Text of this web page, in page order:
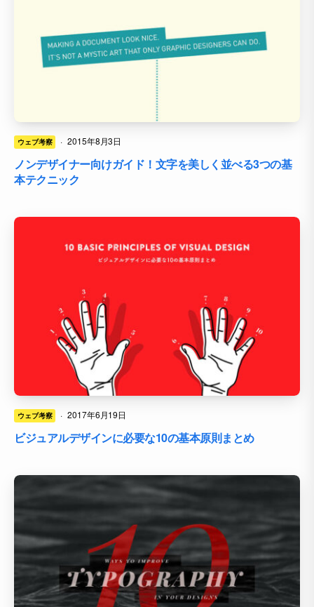
ウェブ考察 · 2015年8月3日
ノンデザイナー向けガイド！文字を美しく並べる3つの基
本テクニック
ウェブ考察 · 2017年6月19日
ビジュアルデザインに必要な10の基本原則まとめ